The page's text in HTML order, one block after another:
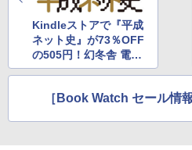
Kindleストアで『平成
ネット史』が73％OFF
の505円！幻冬舎 電本
フェス本祭
［Book Watch セール情